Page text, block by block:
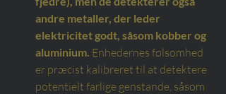
andre metaller, der leder
elektricitet godt, såsom kobber og
aluminium. Enhedernes følsomhed
er præcist kalibreret til at detektere
potentielt farlige genstande, såsom